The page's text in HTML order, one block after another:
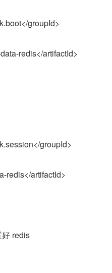
groupId>
redis</artifactId>
groupId>
redis</artifactId>
redis